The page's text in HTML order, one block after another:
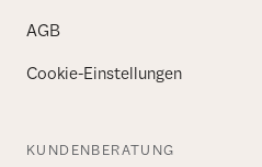
AGB
Cookie-Einstellungen
KUNDENBERATUNG